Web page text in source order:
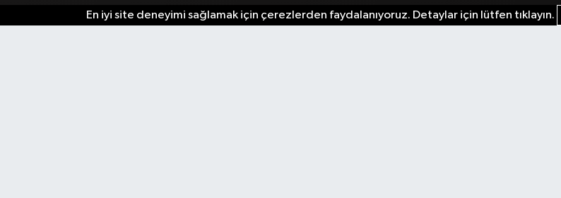
En iyi site deneyimi sağlamak için çerezlerden faydalanıyoruz. Detaylar için lütfen tıklayın.